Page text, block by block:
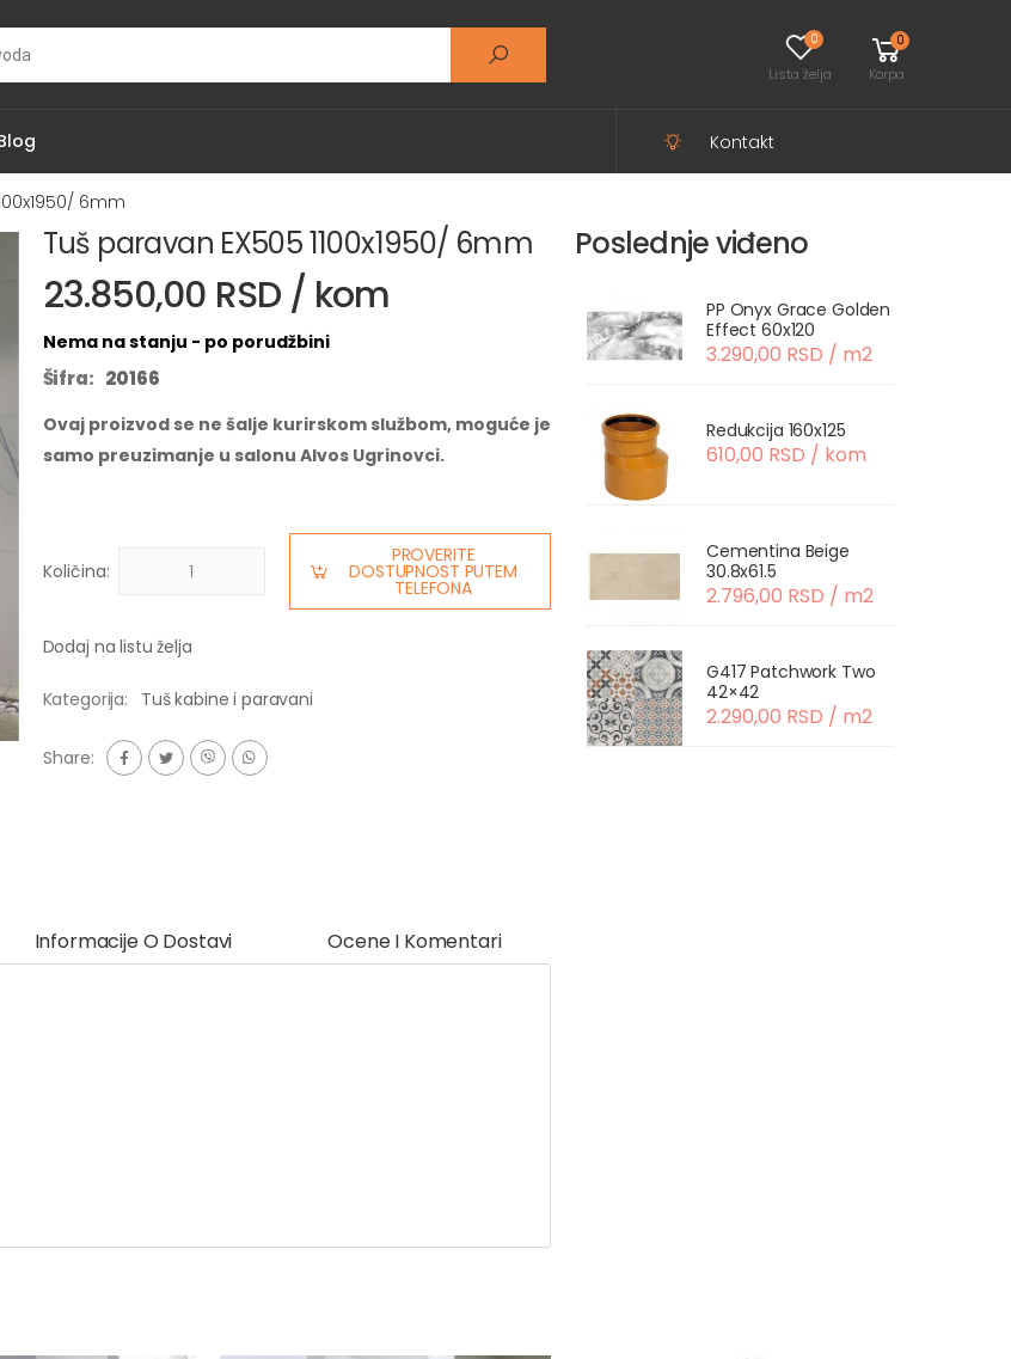
0
Lista želja
0
Korpa
Kontakt
6mm
Tuš paravan EX505 1100x1950/ 6mm
23.850,00 RSD / kom
Nema na stanju - po porudžbini
Šifra: 20166
Ovaj proizvod se ne šalje kurirskom službom, moguće je
samo preuzimanje u salonu Alvos Ugrinovci.
Količina:
PROVERITE
DOSTUPNOST PUTEM
TELEFONA
Dodaj na listu želja
Kategorija: Tuš kabine i paravani
Share:
Informacije O Dostavi Ocene I Komentari
Poslednje viđeno
PP Onyx Grace Golden
Effect 60x120
3.290,00 RSD / m2
Redukcija 160x125
610,00 RSD / kom
Cementina Beige
30.8x61.5
2.796,00 RSD / m2
G417 Patchwork Two
42×42
2.290,00 RSD / m2